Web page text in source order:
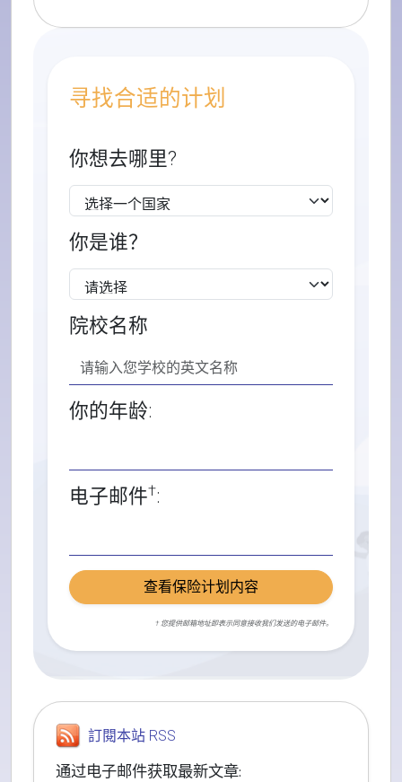
寻找合适的计划
你想去哪里?
你是谁？
院校名称
你的年龄:
电子邮件†:
查看保险计划内容
† 您提供邮箱地址即表示同意接收我们发送的电子邮件。
訂閱本站 RSS
通过电子邮件获取最新文章: